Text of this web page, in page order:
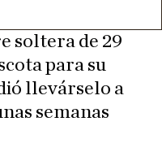
soltera de 29
para su
llevárselo a
semanas